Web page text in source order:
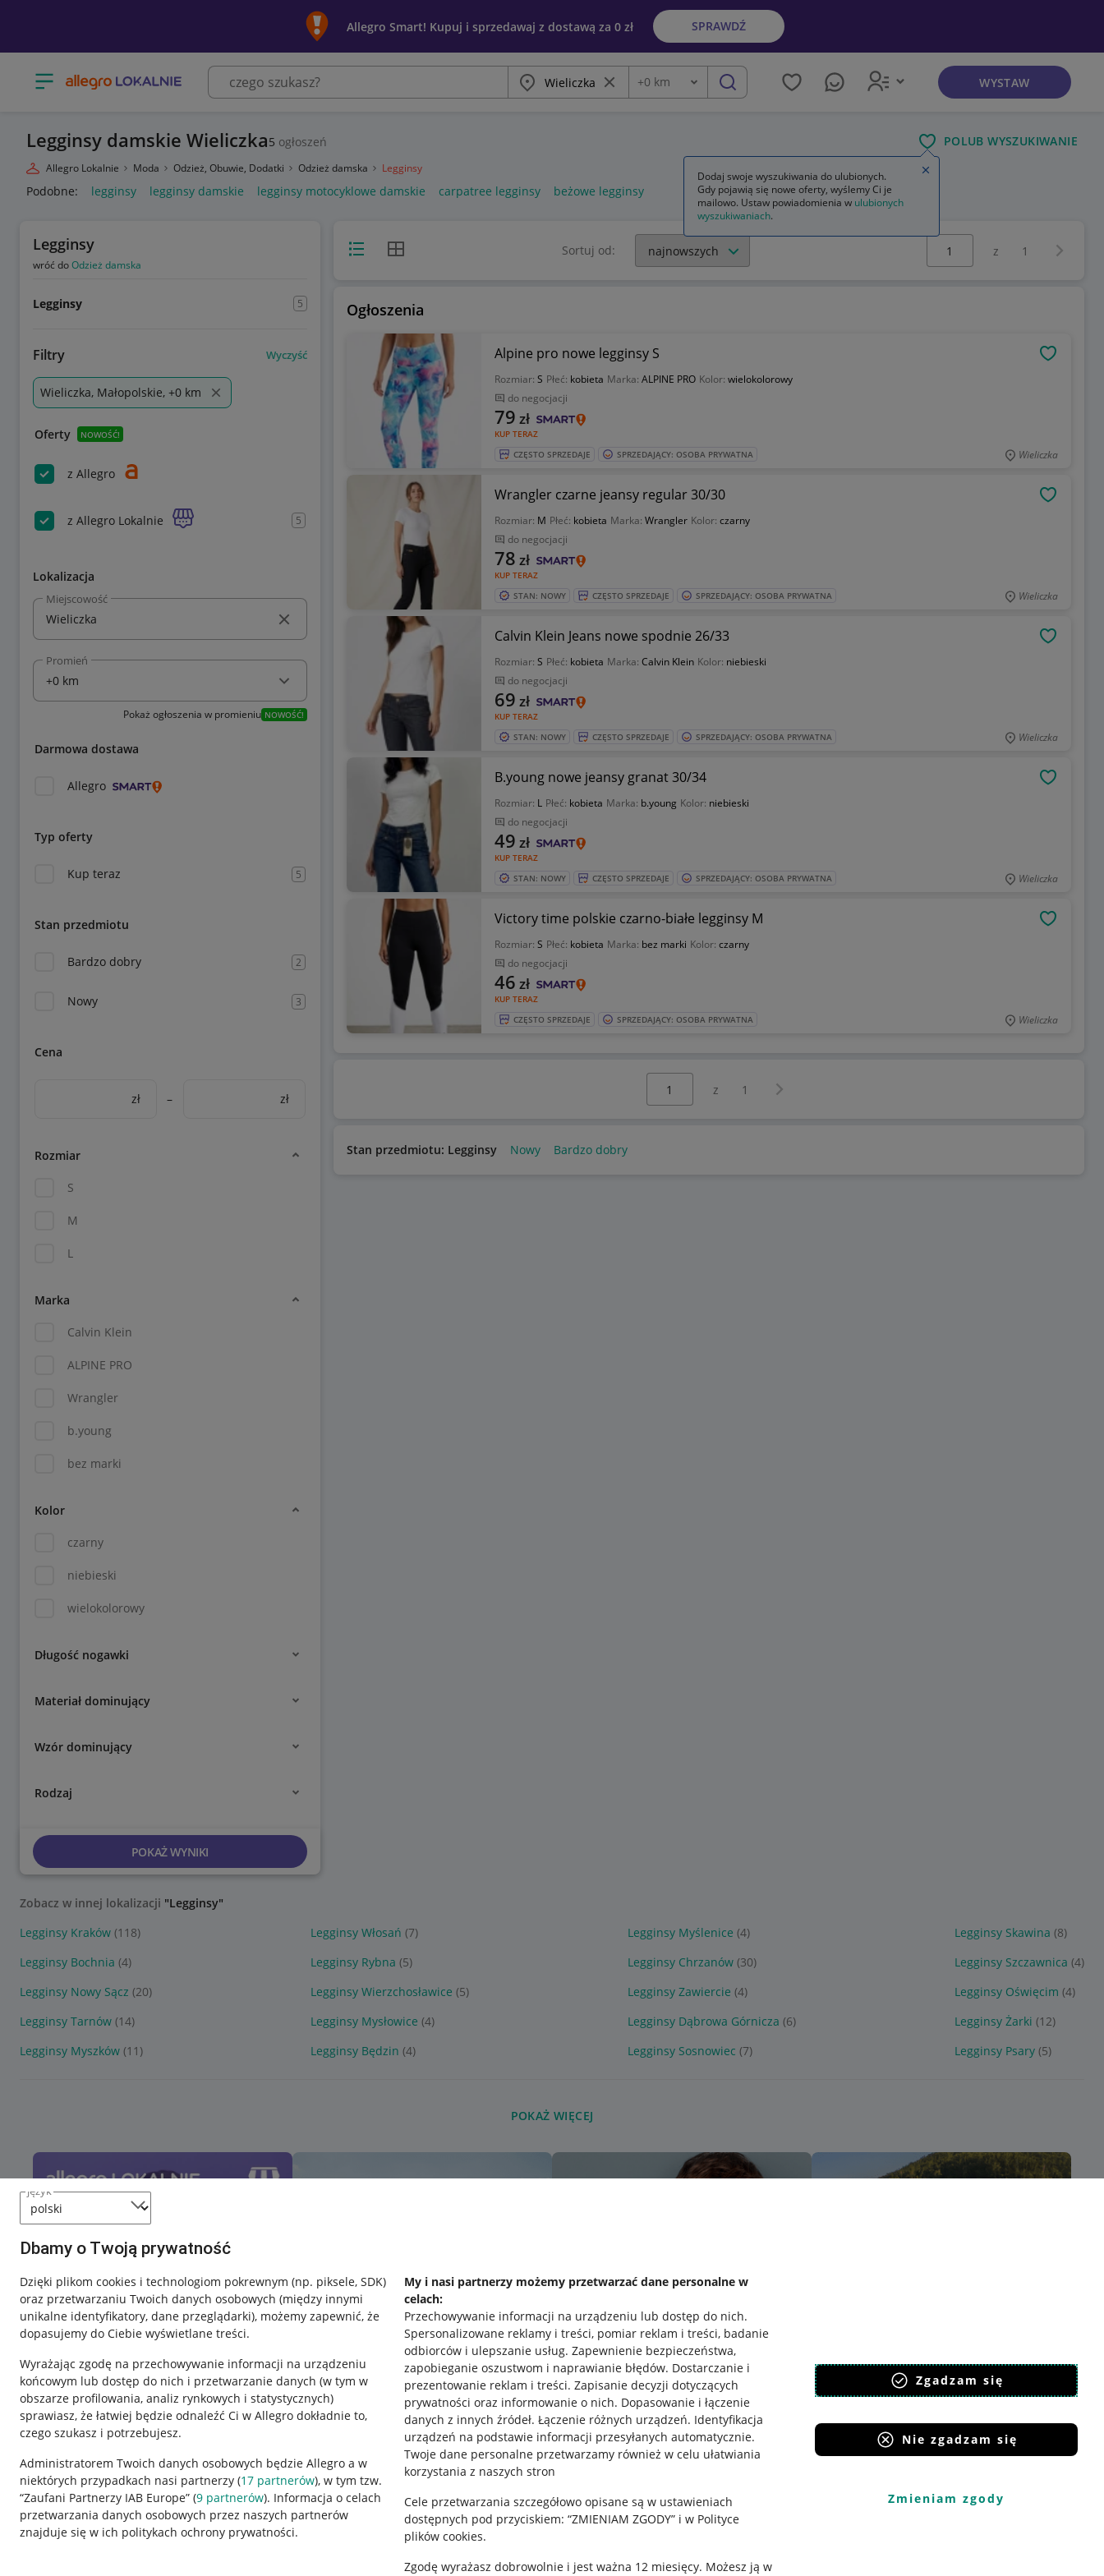
język
Dbamy o Twoją prywatność
Dzięki plikom cookies i technologiom pokrewnym (np. piksele, SDK)
oraz przetwarzaniu Twoich danych osobowych (między innymi
unikalne identyfikatory, dane przeglądarki), możemy zapewnić, że
dopasujemy do Ciebie wyświetlane treści.
Wyrażając zgodę na przechowywanie informacji na urządzeniu
końcowym lub dostęp do nich i przetwarzanie danych (w tym w
obszarze profilowania, analiz rynkowych i statystycznych)
sprawiasz, że łatwiej będzie odnaleźć Ci w Allegro dokładnie to,
czego szukasz i potrzebujesz.
Administratorem Twoich danych osobowych będzie Allegro a w
niektórych przypadkach nasi partnerzy (17 partnerów), w tym tzw.
“Zaufani Partnerzy IAB Europe” (9 partnerów). Informacja o celach
przetwarzania danych osobowych przez naszych partnerów
znajduje się w ich politykach ochrony prywatności.
My i nasi partnerzy możemy przetwarzać dane personalne w
celach:
Przechowywanie informacji na urządzeniu lub dostęp do nich.
Spersonalizowane reklamy i treści, pomiar reklam i treści, badanie
odbiorców i ulepszanie usług. Zapewnienie bezpieczeństwa,
zapobieganie oszustwom i naprawianie błędów. Dostarczanie i
prezentowanie reklam i treści. Zapisanie decyzji dotyczących
prywatności oraz informowanie o nich. Dopasowanie i łączenie
danych z innych źródeł. Łączenie różnych urządzeń. Identyfikacja
urządzeń na podstawie informacji przesyłanych automatycznie.
Twoje dane personalne przetwarzamy również w celu ułatwiania
korzystania z naszych stron
Cele przetwarzania szczegółowo opisane są w ustawieniach
dostępnych pod przyciskiem: “ZMIENIAM ZGODY” i w Polityce
plików cookies.
Zgodę wyrażasz dobrowolnie i jest ważna 12 miesięcy. Możesz ją w
Zgadzam się
Nie zgadzam się
Zmieniam zgody
Allegro Smart! Kupuj i sprzedawaj z dostawą za 0 zł SPRAWDŹ
Otwórz menu z kategoriami Miasto Wyczyść frazę
Odległość
+0 km szukaj WYSTAW
Legginsy damskie Wieliczka5 ogłoszeń POLUB WYSZUKIWANIE
Allegro Lokalnie Moda Odzież, Obuwie, Dodatki Odzież damska Legginsy
Podobne: legginsy legginsy damskie legginsy motocyklowe damskie carpatree legginsy beżowe legginsy
Legginsy
wróć doOdzież damska
Legginsy 5
Filtry Wyczyść
Wieliczka, Małopolskie, +0 km
Oferty NOWOŚĆ!
z Allegro
z Allegro Lokalnie 5
Lokalizacja
Miejscowość
Promień
Pokaż ogłoszenia w promieniu NOWOŚĆ!
Darmowa dostawa
Allegro
Typ oferty
Kup teraz 5
Stan przedmiotu
Bardzo dobry 2
Nowy 3
Cena
zł – zł
Rozmiar
S
M
L
Marka
Calvin Klein
ALPINE PRO
Wrangler
b.young
bez marki
Kolor
czarny
niebieski
wielokolorowy
Długość nogawki
Materiał dominujący
Wzór dominujący
Rodzaj
POKAŻ WYNIKI
Widok listyWidok siatki Sortuj od:
Wybierz stronę:
z 1
Ogłoszenia
Alpine pro nowe legginsy S
Rozmiar: S Płeć: kobieta Marka: ALPINE PRO Kolor: wielokolorowy
do negocjacji
KUP TERAZ
79 zł
CZĘSTO SPRZEDAJE SPRZEDAJĄCY: OSOBA PRYWATNA Wieliczka
Wrangler czarne jeansy regular 30/30
Rozmiar: M Płeć: kobieta Marka: Wrangler Kolor: czarny
do negocjacji
KUP TERAZ
78 zł
STAN: NOWY CZĘSTO SPRZEDAJE SPRZEDAJĄCY: OSOBA PRYWATNA Wieliczka
Calvin Klein Jeans nowe spodnie 26/33
Rozmiar: S Płeć: kobieta Marka: Calvin Klein Kolor: niebieski
do negocjacji
KUP TERAZ
69 zł
STAN: NOWY CZĘSTO SPRZEDAJE SPRZEDAJĄCY: OSOBA PRYWATNA Wieliczka
B.young nowe jeansy granat 30/34
Rozmiar: L Płeć: kobieta Marka: b.young Kolor: niebieski
do negocjacji
KUP TERAZ
49 zł
STAN: NOWY CZĘSTO SPRZEDAJE SPRZEDAJĄCY: OSOBA PRYWATNA Wieliczka
Victory time polskie czarno-białe legginsy M
Rozmiar: S Płeć: kobieta Marka: bez marki Kolor: czarny
do negocjacji
KUP TERAZ
46 zł
CZĘSTO SPRZEDAJE SPRZEDAJĄCY: OSOBA PRYWATNA Wieliczka
z 1 Następna strona
Stan przedmiotu: Legginsy Nowy Bardzo dobry
Zobacz w innej lokalizacji "Legginsy"
Legginsy Kraków (118) Legginsy Włosań (7) Legginsy Myślenice (4) Legginsy Skawina (8)
Legginsy Bochnia (4) Legginsy Rybna (5) Legginsy Chrzanów (30) Legginsy Szczawnica (4)
Legginsy Nowy Sącz (20) Legginsy Wierzchosławice (5) Legginsy Zawiercie (4) Legginsy Oświęcim (4)
Legginsy Tarnów (14) Legginsy Mysłowice (4) Legginsy Dąbrowa Górnicza (6) Legginsy Żarki (12)
Legginsy Myszków (11) Legginsy Będzin (4) Legginsy Sosnowiec (7) Legginsy Psary (5)
POKAŻ WIĘCEJ
Nawigacja
Przydatne informacje
Jak to działa
Napisz do nas
Allegro Gadane dla sprzedających
Regulamin
Polityka plików "cookies"
Ustawienia plików "cookies"
Udostępnianie lokalizacji
Pobierz aplikację
Dodaj swoje wyszukiwania do ulubionych.
Gdy pojawią się nowe oferty, wyślemy Ci je
mailowo. Ustaw powiadomienia w ulubionych
wyszukiwaniach.
Zamknij wskazówkę